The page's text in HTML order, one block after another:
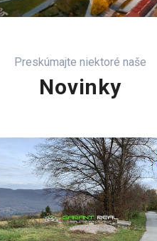
Preskúmajte niektoré naše
Novinky